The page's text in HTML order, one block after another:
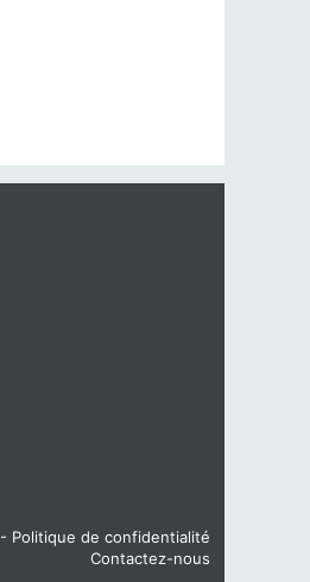
- Politique de confidentialité
Contactez-nous